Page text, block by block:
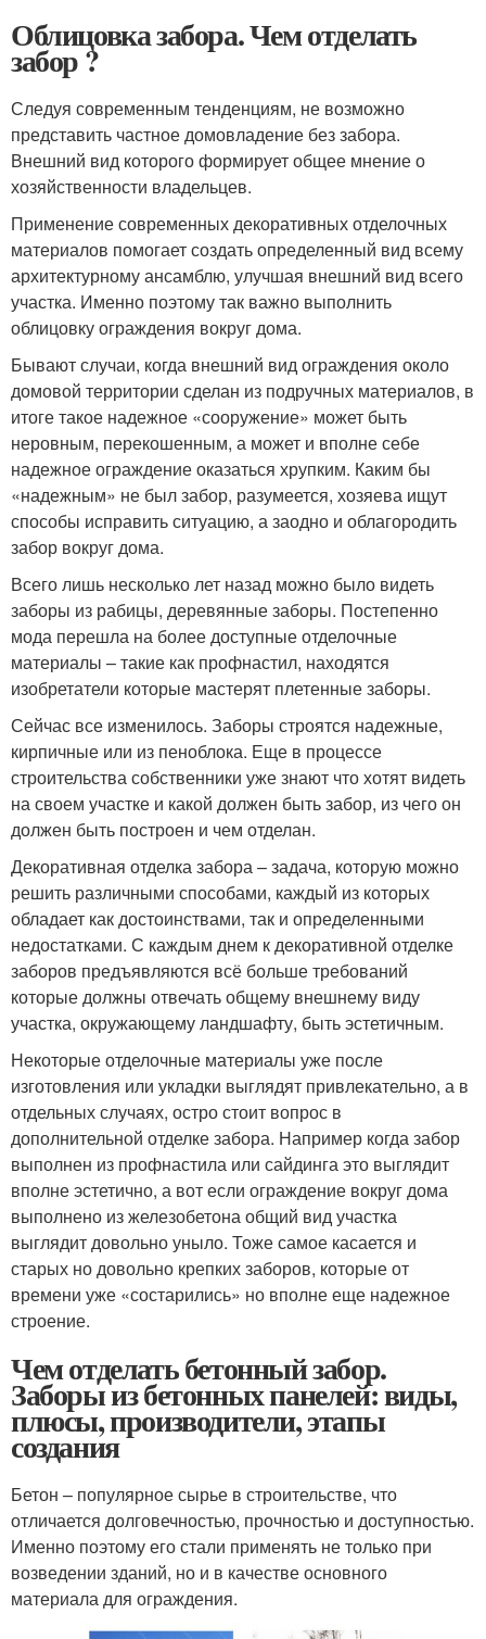
Облицовка забора. Чем отделать
забор ?
Следуя современным тенденциям, не возможно
представить частное домовладение без забора.
Внешний вид которого формирует общее мнение о
хозяйственности владельцев.
Применение современных декоративных отделочных
материалов помогает создать определенный вид всему
архитектурному ансамблю, улучшая внешний вид всего
участка. Именно поэтому так важно выполнить
облицовку ограждения вокруг дома.
Бывают случаи, когда внешний вид ограждения около
домовой территории сделан из подручных материалов, в
итоге такое надежное «сооружение» может быть
неровным, перекошенным, а может и вполне себе
надежное ограждение оказаться хрупким. Каким бы
«надежным» не был забор, разумеется, хозяева ищут
способы исправить ситуацию, а заодно и облагородить
забор вокруг дома.
Всего лишь несколько лет назад можно было видеть
заборы из рабицы, деревянные заборы. Постепенно
мода перешла на более доступные отделочные
материалы – такие как профнастил, находятся
изобретатели которые мастерят плетенные заборы.
Сейчас все изменилось. Заборы строятся надежные,
кирпичные или из пеноблока. Еще в процессе
строительства собственники уже знают что хотят видеть
на своем участке и какой должен быть забор, из чего он
должен быть построен и чем отделан.
Декоративная отделка забора – задача, которую можно
решить различными способами, каждый из которых
обладает как достоинствами, так и определенными
недостатками. С каждым днем к декоративной отделке
заборов предъявляются всё больше требований
которые должны отвечать общему внешнему виду
участка, окружающему ландшафту, быть эстетичным.
Некоторые отделочные материалы уже после
изготовления или укладки выглядят привлекательно, а в
отдельных случаях, остро стоит вопрос в
дополнительной отделке забора. Например когда забор
выполнен из профнастила или сайдинга это выглядит
вполне эстетично, а вот если ограждение вокруг дома
выполнено из железобетона общий вид участка
выглядит довольно уныло. Тоже самое касается и
старых но довольно крепких заборов, которые от
времени уже «состарились» но вполне еще надежное
строение.
Чем отделать бетонный забор.
Заборы из бетонных панелей: виды,
плюсы, производители, этапы
создания
Бетон – популярное сырье в строительстве, что
отличается долговечностью, прочностью и доступностью.
Именно поэтому его стали применять не только при
возведении зданий, но и в качестве основного
материала для ограждения.